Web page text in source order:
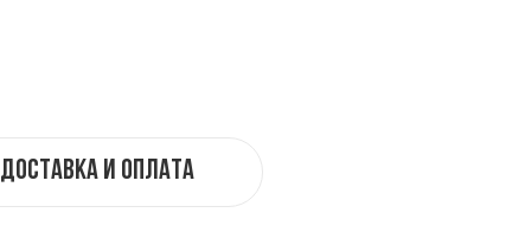
Доставка и оплата